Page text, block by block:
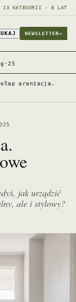
13 KATEGORII · 8 LAT
NEWSLETTER→
aranżacja.
jak urządzić
ale i stylowy?